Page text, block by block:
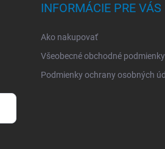
INFORMÁCIE PRE VÁS
Ako nakupovať
Všeobecné obchodné podmienky
Podmienky ochrany osobných